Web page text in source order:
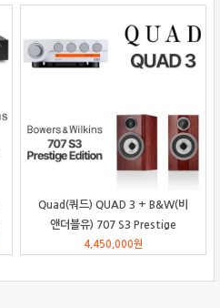
Quad(쿼드) QUAD 3 + B&W(비
앤더블유) 707 S3 Prestige
Edition 패키지
4,450,000원